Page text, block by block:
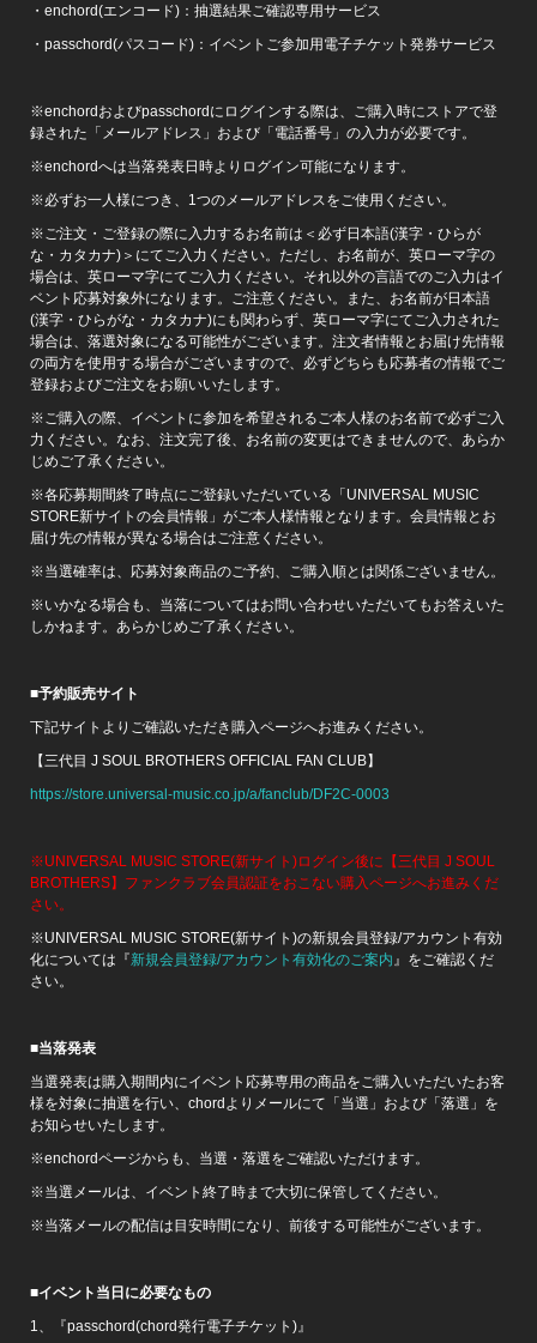
・enchord(エンコード)：抽選結果ご確認専用サービス
・passchord(パスコード)：イベントご参加用電子チケット発券サービス
※enchordおよびpasschordにログインする際は、ご購入時にストアで登
録された「メールアドレス」および「電話番号」の入力が必要です。
※enchordへは当落発表日時よりログイン可能になります。
※必ずお一人様につき、1つのメールアドレスをご使用ください。
※ご注文・ご登録の際に入力するお名前は＜必ず日本語(漢字・ひらが
な・カタカナ)＞にてご入力ください。ただし、お名前が、英ローマ字の
場合は、英ローマ字にてご入力ください。それ以外の言語でのご入力はイ
ベント応募対象外になります。ご注意ください。また、お名前が日本語
(漢字・ひらがな・カタカナ)にも関わらず、英ローマ字にてご入力された
場合は、落選対象になる可能性がございます。注文者情報とお届け先情報
の両方を使用する場合がございますので、必ずどちらも応募者の情報でご
登録およびご注文をお願いいたします。
※ご購入の際、イベントに参加を希望されるご本人様のお名前で必ずご入
力ください。なお、注文完了後、お名前の変更はできませんので、あらか
じめご了承ください。
※各応募期間終了時点にご登録いただいている「UNIVERSAL MUSIC
STORE新サイトの会員情報」がご本人様情報となります。会員情報とお
届け先の情報が異なる場合はご注意ください。
※当選確率は、応募対象商品のご予約、ご購入順とは関係ございません。
※いかなる場合も、当落についてはお問い合わせいただいてもお答えいた
しかねます。あらかじめご了承ください。
■予約販売サイト
下記サイトよりご確認いただき購入ページへお進みください。
【三代目 J SOUL BROTHERS OFFICIAL FAN CLUB】
https://store.universal-music.co.jp/a/fanclub/DF2C-0003
※UNIVERSAL MUSIC STORE(新サイト)ログイン後に【三代目 J SOUL
BROTHERS】ファンクラブ会員認証をおこない購入ページへお進みくだ
さい。
※UNIVERSAL MUSIC STORE(新サイト)の新規会員登録/アカウント有効
化については『新規会員登録/アカウント有効化のご案内 』をご確認くだ
さい。
■当落発表
当選発表は購入期間内にイベント応募専用の商品をご購入いただいたお客
様を対象に抽選を行い、chordよりメールにて「当選」および「落選」を
お知らせいたします。
※enchordページからも、当選・落選をご確認いただけます。
※当選メールは、イベント終了時まで大切に保管してください。
※当落メールの配信は目安時間になり、前後する可能性がございます。
■イベント当日に必要なもの
1、『passchord(chord発行電子チケット)』